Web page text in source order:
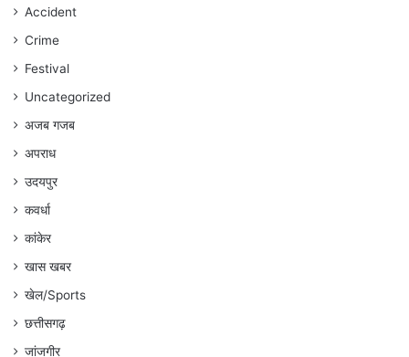
रहेगा
अंकित
गौरहा
Accident
Crime
Festival
Uncategorized
अजब गजब
अपराध
उदयपुर
कवर्धा
कांकेर
खास खबर
खेल/Sports
छत्तीसगढ़
जांजगीर